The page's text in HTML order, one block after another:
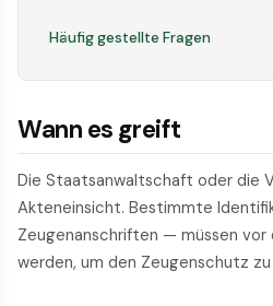
Häufig gestellte Fragen
Wann es greift
Die Staatsanwaltschaft oder die
Akteneinsicht. Bestimmte
Zeugenanschriften — müssen vor
werden, um den Zeugenschutz